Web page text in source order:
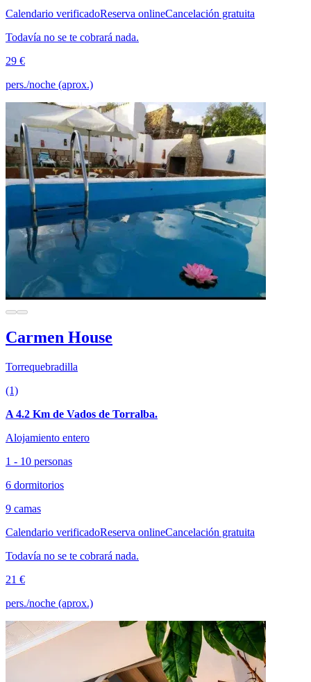
Calendario verificadoReserva onlineCancelación gratuita
Todavía no se te cobrará nada.
29 €
pers./noche (aprox.)
Carmen House
Torrequebradilla
(1)
A 4.2 Km de Vados de Torralba.
Alojamiento entero
1 - 10 personas
6 dormitorios
9 camas
Calendario verificadoReserva onlineCancelación gratuita
Todavía no se te cobrará nada.
21 €
pers./noche (aprox.)